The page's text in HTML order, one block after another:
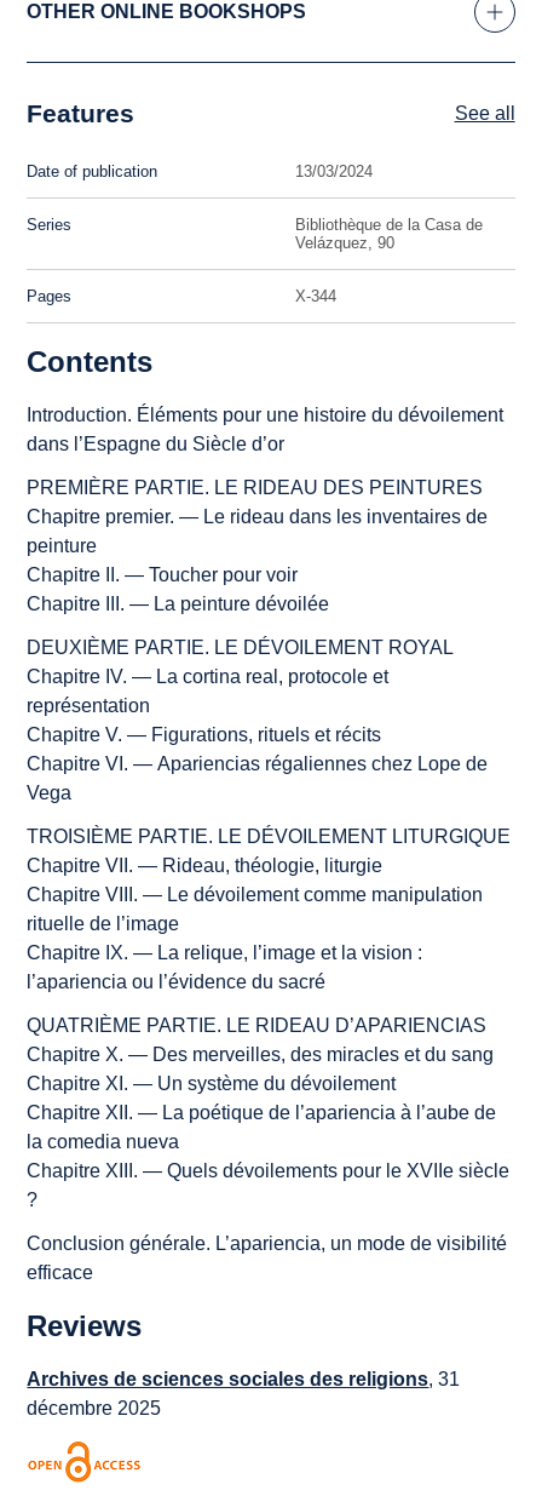
OTHER ONLINE BOOKSHOPS
Features See all
Date of publication 13/03/2024
Series
Bibliothèque de la Casa de
Velázquez, 90
Pages X-344
Contents
Introduction. Éléments pour une histoire du dévoilement
dans l’Espagne du Siècle d’or
PREMIÈRE PARTIE. LE RIDEAU DES PEINTURES
Chapitre premier. — Le rideau dans les inventaires de
peinture
Chapitre II. — Toucher pour voir
Chapitre III. — La peinture dévoilée
DEUXIÈME PARTIE. LE DÉVOILEMENT ROYAL
Chapitre IV. — Lacortina real , protocole et
représentation
Chapitre V. — Figurations, rituels et récits
Chapitre VI. —Apariencias régaliennes chez Lope de
Vega
TROISIÈME PARTIE. LE DÉVOILEMENT LITURGIQUE
Chapitre VII. — Rideau, théologie, liturgie
Chapitre VIII. — Le dévoilement comme manipulation
rituelle de l’image
Chapitre IX. — La relique, l’image et la vision :
l’apariencia ou l’évidence du sacré
QUATRIÈME PARTIE. LE RIDEAU D’APARIENCIAS
Chapitre X. — Des merveilles, des miracles et du sang
Chapitre XI. — Un système du dévoilement
Chapitre XII. — La poétique de l’apariencia à l’aube de
lacomedia nueva
Chapitre XIII. — Quels dévoilements pour le XVIIe siècle
?
Conclusion générale. L’apariencia, un mode de visibilité
efficace
Reviews
Archives de sciences sociales des religions, 31
décembre 2025